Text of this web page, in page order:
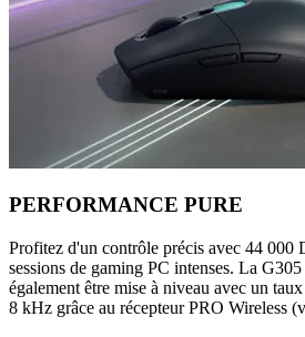
PERFORMANCE PURE
Profitez d'un contrôle précis avec 44 000
sessions de gaming PC intenses. La
également être mise à niveau avec un
8 kHz grâce au récepteur PRO Wireless